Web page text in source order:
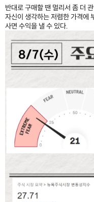
반대로 구매할 땐 멀리서 좀 더
자신이 생각하는 저렴한 가격에
사면 수익을 낼 수 있다.